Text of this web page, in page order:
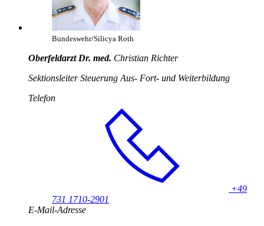
Bundeswehr/Silicya Roth
Oberfeldarzt Dr. med. Christian Richter
Sektionsleiter Steuerung Aus- Fort- und Weiterbildung
Telefon
+49
731 1710-2901
E-Mail-Adresse